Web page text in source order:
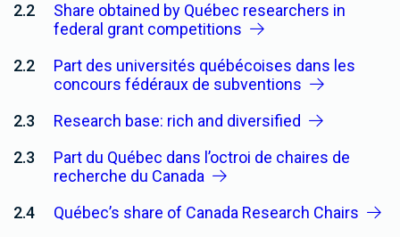
2.2
Share obtained by Québec researchers in
federal grant competitions
2.2
Part des universités québécoises dans les
concours fédéraux de subventions
2.3
Research base: rich and diversified
2.3
Part du Québec dans l’octroi de chaires de
recherche du Canada
2.4
Québec’s share of Canada Research Chairs